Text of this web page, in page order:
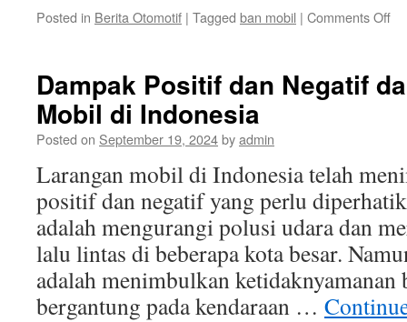
Posted in Berita Otomotif | Tagged ban mobil | Comments Offon
Dampak Positif dan Negatif
Mobil di Indonesia
Posted on September 19, 2024byadmin
Larangan mobil di Indonesia telah
positif dan negatif yang perlu
adalah mengurangi polusi udara dan
lalu lintas di beberapa kota besar.
adalah menimbulkan ketidaknyamanan
bergantung pada kendaraan …